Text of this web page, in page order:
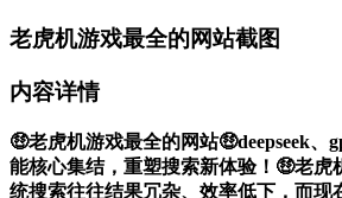
老虎机游戏最全的网站截图
内容详情
🤑老虎机游戏最全的网站🤑deepseek、
能核心集结，重塑搜索新体验！🤑老虎
统搜索往往结果冗杂、效率低下，而现